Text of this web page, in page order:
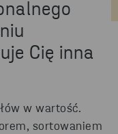
Cię inna
w wartość.
sortowaniem